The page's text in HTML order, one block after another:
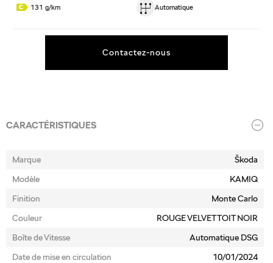
131 g/km Automatique
Contactez-nous
CARACTÉRISTIQUES
Marque
Škoda
Modèle
KAMIQ
Finition
Monte Carlo
Couleur
ROUGE VELVET TOIT NOIR
Boîte de Vitesse
Automatique DSG
Date de mise en circulation
10/01/2024